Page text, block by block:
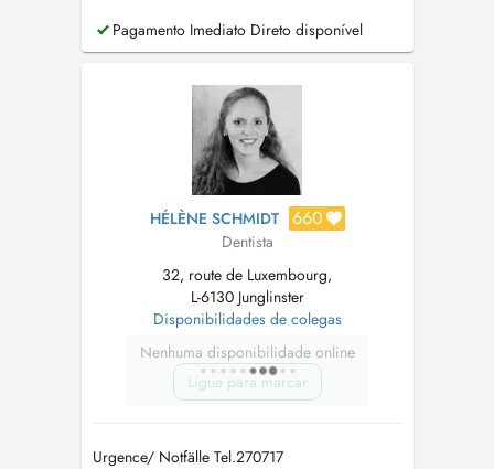
Pagamento Imediato Direto disponível
HÉLÈNE SCHMIDT 660
Dentista
32, route de Luxembourg,
L-6130 Junglinster
Disponibilidades de colegas
Nenhuma disponibilidade online
Ligue para marcar
Urgence/ Notfälle Tel.270717